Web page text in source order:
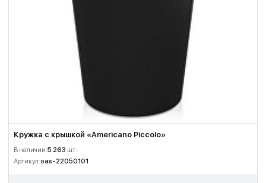
Кружка с крышкой «Americano Piccolo»
В наличии:5 263 шт.
Артикул:oas-22050101